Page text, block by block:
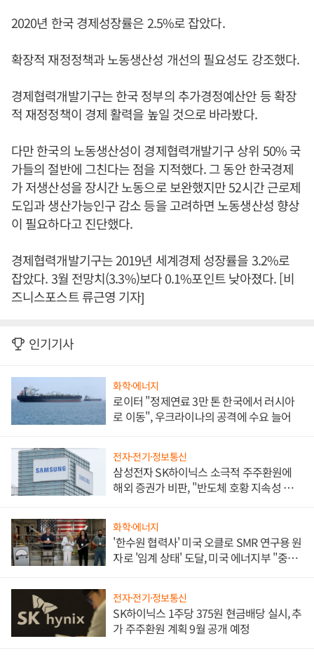
2020년 한국 경제성장률은 2.5%로 잡았다.
확장적 재정정책과 노동생산성 개선의 필요성도 강조했다.
경제협력개발기구는 한국 정부의 추가경정예산안 등 확장
적 재정정책이 경제 활력을 높일 것으로 바라봤다.
다만 한국의 노동생산성이 경제협력개발기구 상위 50% 국
가들의 절반에 그친다는 점을 지적했다. 그 동안 한국경제
가 저생산성을 장시간 노동으로 보완했지만 52시간 근로제
도입과 생산가능인구 감소 등을 고려하면 노동생산성 향상
이 필요하다고 진단했다.
경제협력개발기구는 2019년 세계경제 성장률을 3.2%로
잡았다. 3월 전망치(3.3%)보다 0.1%포인트 낮아졌다. [비
즈니스포스트 류근영 기자]
인기기사
화학·에너지
로이터 "정제연료 3만 톤 한국에서 러시아
로 이동", 우크라이나의 공격에 수요 늘어
전자·전기·정보통신
삼성전자 SK하이닉스 소극적 주주환원에
해외 증권가 비판, "반도체 호황 지속성 의
화학·에너지
'한수원 협력사' 미국 오클로 SMR 연구용 원
자로 '임계 상태' 도달, 미국 에너지부 "중요
전자·전기·정보통신
SK하이닉스 1주당 375원 현금배당 실시, 추
가 주주환원 계획 9월 공개 예정